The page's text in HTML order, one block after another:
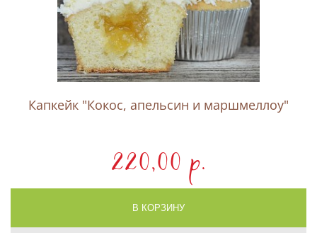
Капкейк "Кокос, апельсин и маршмеллоу"
220,00 p.